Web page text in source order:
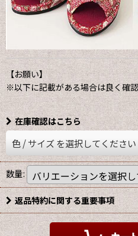
【お願い】
※以下に記載がある場合は良く確
在庫確認はこちら
色/サイズを選択してください
数量:
返品特約に関する重要事項